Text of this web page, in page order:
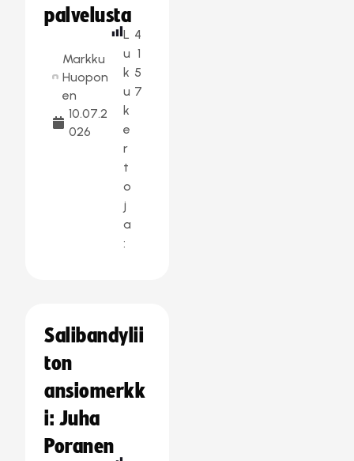
palvelusta
Markku
Huopon
en
10.07.2
026
L
u
k
u
k
e
r
t
o
j
a
:
4
1
5
7
Salibandylii
ton
ansiomerkk
i: Juha
Poranen